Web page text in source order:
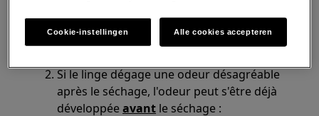
cet article. Lisez également cet article :
Si le linge dégage une odeur désagréable
après le séchage, l'odeur peut s'être déjà
développéeavant le séchage :
Cookie-instellingen Alle cookies accepteren